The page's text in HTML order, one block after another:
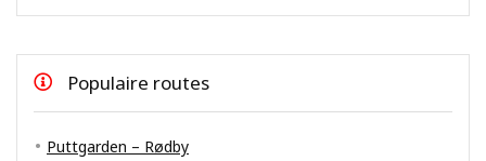
Populaire routes
Puttgarden – Rødby